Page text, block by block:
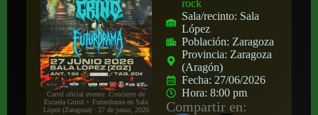
Cartel oficial evento: Concierto de
Escuela Grind + Futurdrama en Sala
López (Zaragoza) · 27 de junio, 2026
rock
Sala/recinto: Sala
López
Población: Zaragoza
Provincia: Zaragoza
(Aragón)
Fecha: 27/06/2026
Hora:8:00 pm
Compartir en: